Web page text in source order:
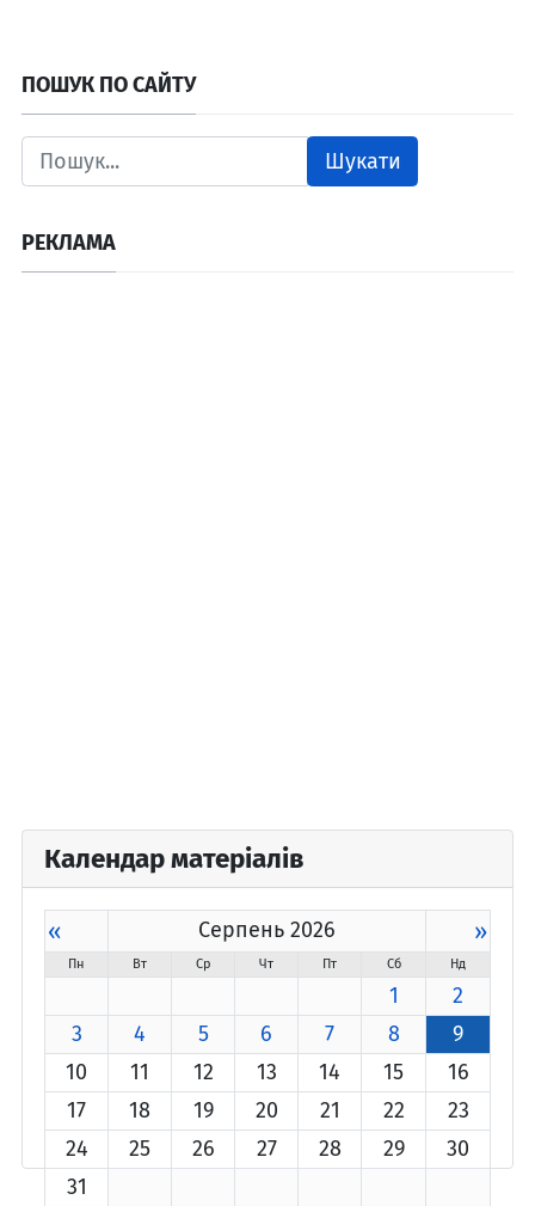
ПОШУК ПО САЙТУ
Шукати
РЕКЛАМА
Календар матеріалів
« Серпень 2026 »
Пн Вт Ср Чт Пт Сб Нд
1
2
3
4 5 6 7 8
9
10
11 12 13 14 15
16
17
18 19 20 21 22
23
24
25 26 27 28 29
30
31